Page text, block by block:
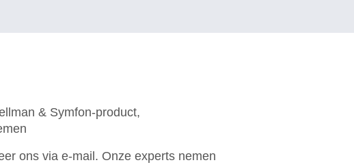
& Symfon-product,
ons via e-mail. Onze experts nemen